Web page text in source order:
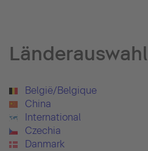
Länderauswahl
België/Belgique
China
International
Czechia
Danmark